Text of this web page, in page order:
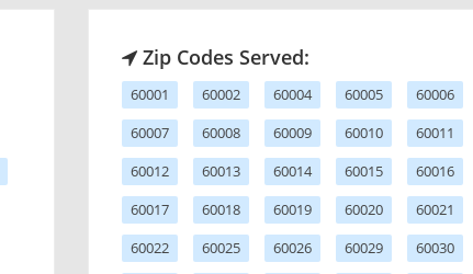
Zip Codes Served:
60001 60002 60004 60005
60006
60007
60008 60009 60010
60011
60012
60013 60014 60015
60016
60017
60018 60019 60020
60021
60022
60025 60026 60029
60030